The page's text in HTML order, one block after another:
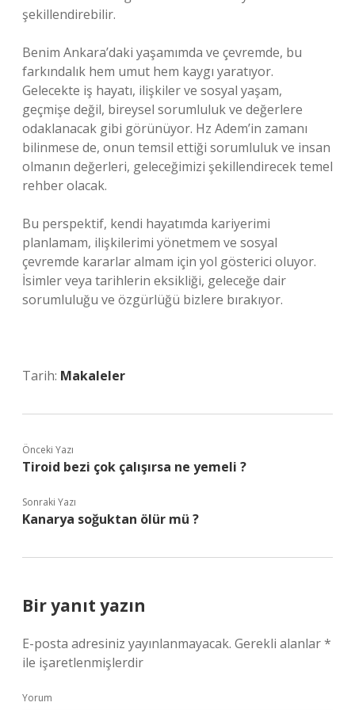
şekillendirebilir.
Benim Ankara’daki yaşamımda ve çevremde, bu
farkındalık hem umut hem kaygı yaratıyor.
Gelecekte iş hayatı, ilişkiler ve sosyal yaşam,
geçmişe değil, bireysel sorumluluk ve değerlere
odaklanacak gibi görünüyor. Hz Adem’in zamanı
bilinmese de, onun temsil ettiği sorumluluk ve insan
olmanın değerleri, geleceğimizi şekillendirecek temel
rehber olacak.
Bu perspektif, kendi hayatımda kariyerimi
planlamam, ilişkilerimi yönetmem ve sosyal
çevremde kararlar almam için yol gösterici oluyor.
İsimler veya tarihlerin eksikliği, geleceğe dair
sorumluluğu ve özgürlüğü bizlere bırakıyor.
Tarih: Makaleler
Önceki Yazı
Tiroid bezi çok çalışırsa ne yemeli ?
Sonraki Yazı
Kanarya soğuktan ölür mü ?
Bir yanıt yazın
E-posta adresiniz yayınlanmayacak. Gerekli alanlar*
ile işaretlenmişlerdir
Yorum